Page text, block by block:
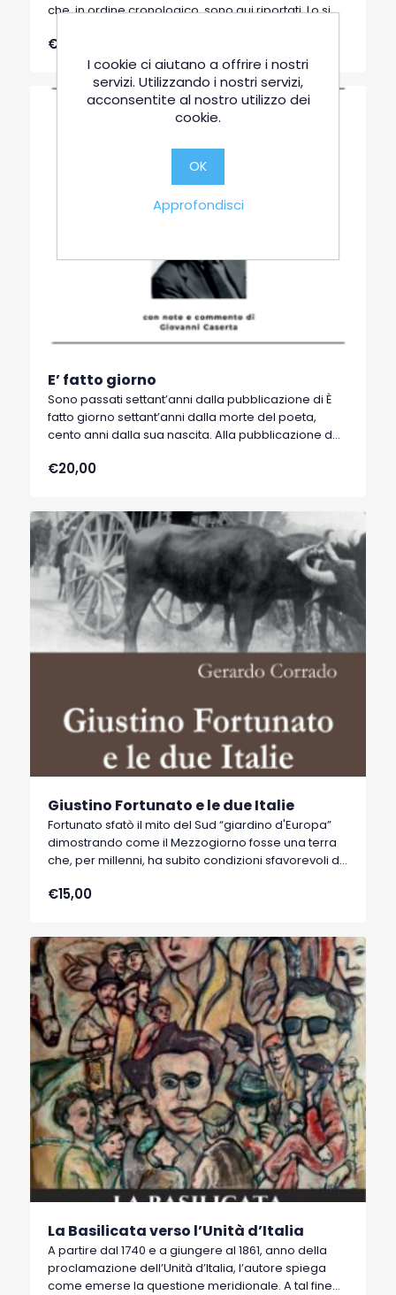
che, in ordine cronologico, sono qui riportati. Lo si
centesimo anniversario della nascita, diventa una
rassegna che può suscitare curiosità, stimolo,
sorpresa, anche perché non si è mai ceduto alle
mode, alla supina o servile citazione o al nome
€16,00
E’ fatto giorno
Sono passati settant’anni dalla pubblicazione di È
fatto giorno settant’anni dalla morte del poeta,
cento anni dalla sua nascita. Alla pubblicazione del
del “caso” letterario di quell’anno e degli anni
diremmo sostenuta, con presentazione,
illustrazione, commento ed interpretazione del
testo, lirica dopo lirica
€20,00
Giustino Fortunato e le due Italie
Fortunato sfatò il mito del Sud “giardino d'Europa”
dimostrando come il Mezzogiorno fosse una terra
che, per millenni, ha subito condizioni sfavorevoli di
L’autore ci aiuta a vedere come matura in Fortunato
liberale e che sfiora l'idea di un socialismo di Stato.
€15,00
La Basilicata verso l’Unità d’Italia
A partire dal 1740 e a giungere al 1861, anno della
proclamazione dell’Unità d’Italia, l’autore spiega
come emerse la questione meridionale. A tal fine
I cookie ci aiutano a offrire i nostri
servizi. Utilizzando i nostri servizi,
acconsentite al nostro utilizzo dei
cookie.
OK
Approfondisci